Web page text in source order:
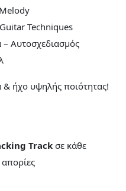
Techniques
– Αυτοσχεδιασμός
& ήχο υψηλής ποιότητας!
Trackσε κάθε